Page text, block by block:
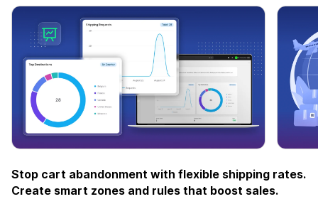
Stop cart abandonment with flexible shipping rates.
Create smart zones and rules that boost sales.